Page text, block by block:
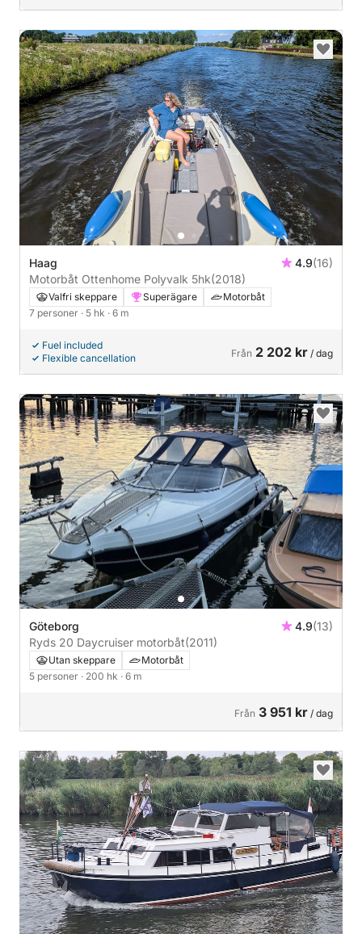
Haag 4.9(16)
Motorbåt Ottenhome Polyvalk 5hk(2018)
Valfri skeppare Superägare
Motorbåt
7 personer · 5 hk · 6 m
Fuel included
Flexible cancellation
Från 2 202 kr / dag
Göteborg 4.9(13)
Ryds 20 Daycruiser motorbåt(2011)
Utan skeppare
Motorbåt
5 personer · 200 hk · 6 m
Från 3 951 kr / dag